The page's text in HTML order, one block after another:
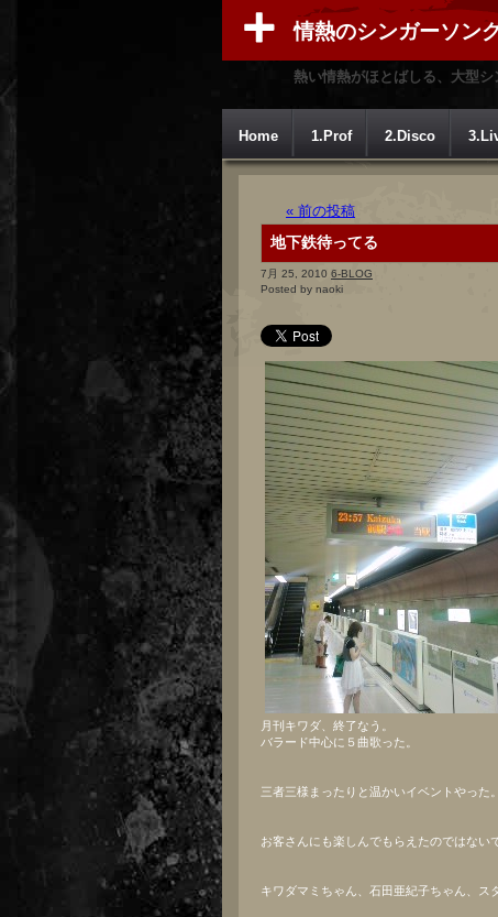
情熱のシンガーソン
熱い情熱がほとばしる、大型シ
Home 1.Prof 2.Disco
« 前の投稿
地下鉄待ってる
7月 25, 2010 6-BLOG
Posted by naoki
月刊キワダ、終了なう。
バラード中心に５曲歌った。
三者三様まったりと温かいイベントやった。
お客さんにも楽しんでもらえたのではない
キワダマミちゃん、石田亜紀子ちゃん、ス